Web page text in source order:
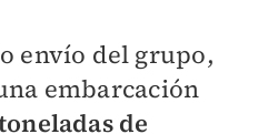
envío del grupo,
embarcación
de